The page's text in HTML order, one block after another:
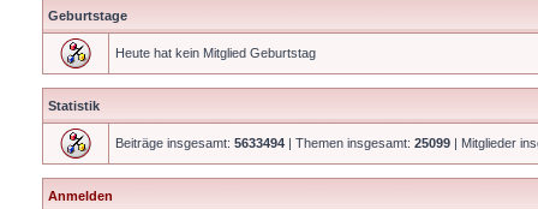
Geburtstage
Heute hat kein Mitglied Geburtstag
Statistik
Beiträge insgesamt: 5633494 | Themen insgesamt: 25099 | Mitglieder
Anmelden